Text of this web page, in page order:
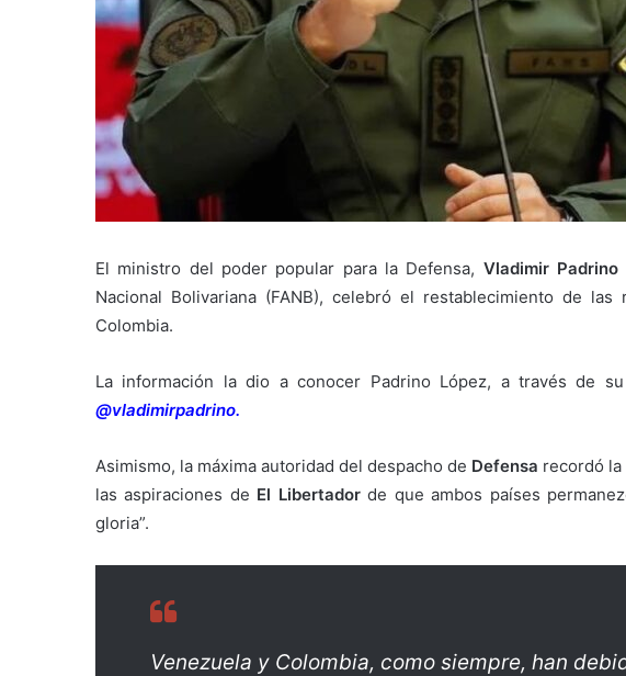
El ministro del poder popular para la Defensa, Vladimir Padrino
Nacional Bolivariana (FANB), celebró el restablecimiento de
Colombia.
La información la dio a conocer Padrino López, a través de
@vladimirpadrino.
Asimismo, la máxima autoridad del despacho de Defensa recordó la
las aspiraciones de El Libertadorde que ambos países
gloria”.
Venezuela y Colombia, como siempre, han